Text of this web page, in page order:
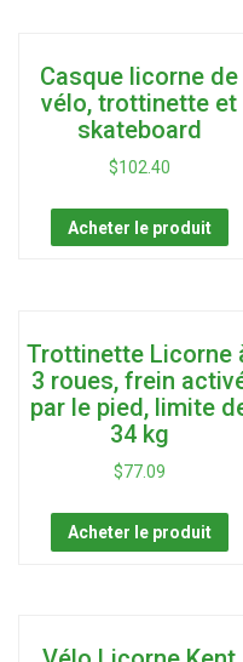
Casque licorne de
vélo, trottinette et
skateboard
$102.40
Acheter le produit
Trottinette Licorne
3 roues, frein
par le pied, limite
34 kg
$77.09
Acheter le produit